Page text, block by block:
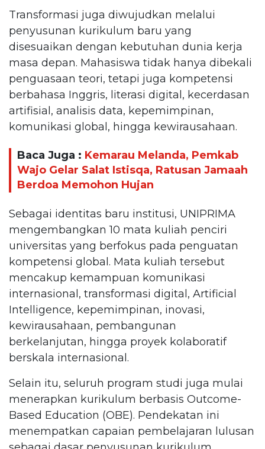
Transformasi juga diwujudkan melalui
penyusunan kurikulum baru yang
disesuaikan dengan kebutuhan dunia kerja
masa depan. Mahasiswa tidak hanya dibekali
penguasaan teori, tetapi juga kompetensi
berbahasa Inggris, literasi digital, kecerdasan
artifisial, analisis data, kepemimpinan,
komunikasi global, hingga kewirausahaan.
Baca Juga : Kemarau Melanda, Pemkab
Wajo Gelar Salat Istisqa, Ratusan Jamaah
Berdoa Memohon Hujan
Sebagai identitas baru institusi, UNIPRIMA
mengembangkan 10 mata kuliah penciri
universitas yang berfokus pada penguatan
kompetensi global. Mata kuliah tersebut
mencakup kemampuan komunikasi
internasional, transformasi digital, Artificial
Intelligence, kepemimpinan, inovasi,
kewirausahaan, pembangunan
berkelanjutan, hingga proyek kolaboratif
berskala internasional.
Selain itu, seluruh program studi juga mulai
menerapkan kurikulum berbasis Outcome-
Based Education (OBE). Pendekatan ini
menempatkan capaian pembelajaran lulusan